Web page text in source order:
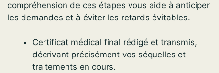
compréhension de ces étapes vous aide à anticiper
les demandes et à éviter les retards évitables.
Certificat médical final rédigé et transmis,
décrivant précisément vos séquelles et
traitements en cours.